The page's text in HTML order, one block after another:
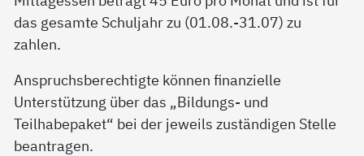
das gesamte Schuljahr zu (01.08.-31.07) zu
zahlen.
Anspruchsberechtigte können finanzielle
Unterstützung über das „Bildungs- und
Teilhabepaket“ bei der jeweils zuständigen Stelle
beantragen.